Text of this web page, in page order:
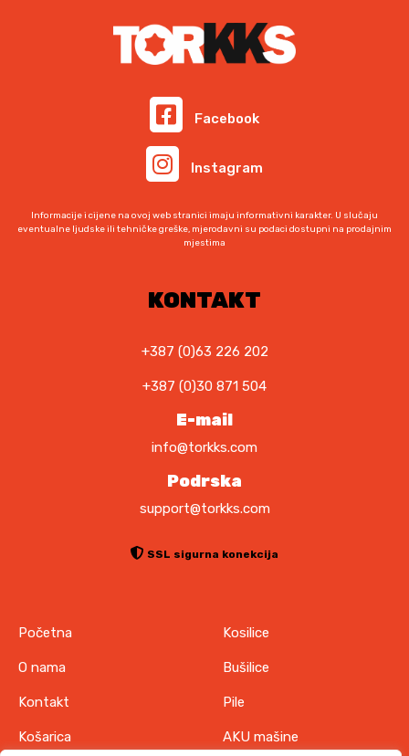
Facebook
Instagram
Informacije i cijene na ovoj web stranici imaju informativni karakter. U slučaju
eventualne ljudske ili tehničke greške, mjerodavni su podaci dostupni na prodajnim
mjestima
KONTAKT
+387 (0)63 226 202
+387 (0)30 871 504
E-mail
info@torkks.com
Podrska
support@torkks.com
SSL sigurna konekcija
Početna
O nama
Kontakt
Košarica
Kosilice
Bušilice
Pile
AKU mašine